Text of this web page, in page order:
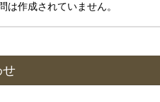
は作成されていません。
せ